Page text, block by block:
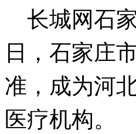
长城网石
日，石家庄
准，成为河
医疗机构。